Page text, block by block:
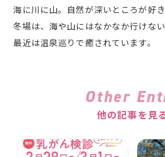
海に川に山。自然が深いところが好き
冬場は、海や山にはなかなか行けない
最近は温泉巡りで癒されています。
Other
他の記事を見